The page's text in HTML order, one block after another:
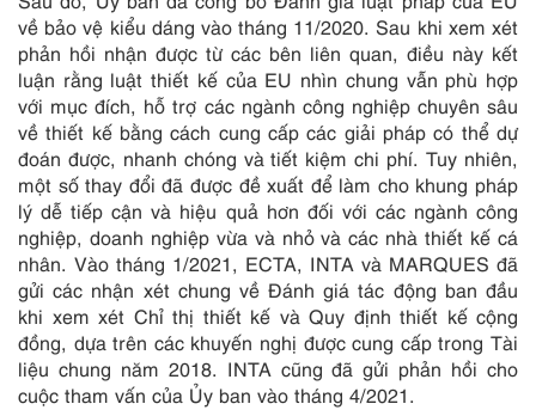
về bảo vệ kiểu dáng vào tháng 11/2020. Sau khi xem xét
phản hồi nhận được từ các bên liên quan, điều này kết
luận rằng luật thiết kế của EU nhìn chung vẫn phù hợp
với mục đích, hỗ trợ các ngành công nghiệp chuyên sâu
về thiết kế bằng cách cung cấp các giải pháp có thể dự
đoán được, nhanh chóng và tiết kiệm chi phí. Tuy nhiên,
một số thay đổi đã được đề xuất để làm cho khung pháp
lý dễ tiếp cận và hiệu quả hơn đối với các ngành công
nghiệp, doanh nghiệp vừa và nhỏ và các nhà thiết kế cá
nhân. Vào tháng 1/2021, ECTA, INTA và MARQUES đã
gửi các nhận xét chung về Đánh giá tác động ban đầu
khi xem xét Chỉ thị thiết kế và Quy định thiết kế cộng
đồng, dựa trên các khuyến nghị được cung cấp trong Tài
liệu chung năm 2018. INTA cũng đã gửi phản hồi cho
cuộc tham vấn của Ủy ban vào tháng 4/2021.